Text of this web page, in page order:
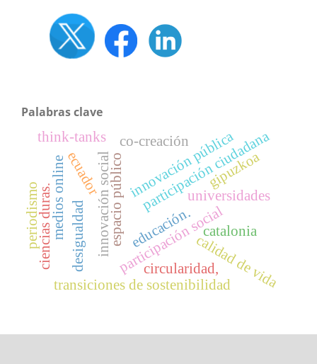
Palabras clave
participación social
participación ciudadana
espacio público
calidad de vida
i
n
n
o
v
a
c
i
ó
n
s
o
c
i
a
l
universidades
transiciones de sostenibilidad
circularidad,
innovación pública
co-creación
think-tanks
ecuador
desigualdad
medios online
ciencias duras. catalonia
periodismo educación.
gipuzkoa